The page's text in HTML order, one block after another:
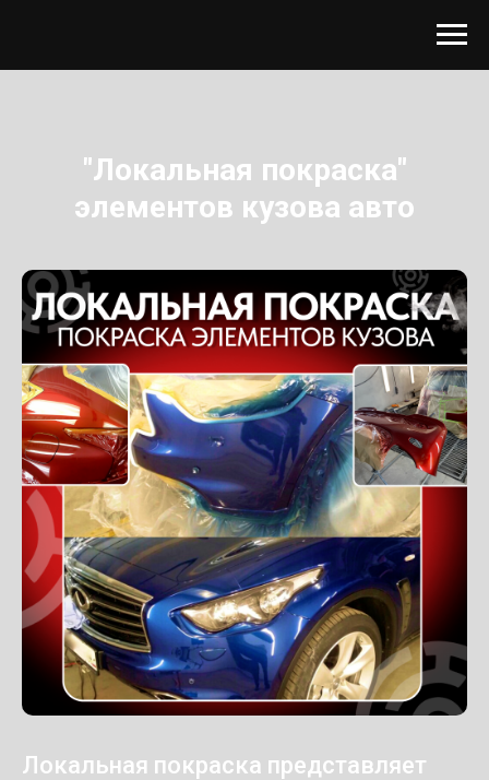
"Локальная покраска"
элементов кузова авто
Локальная покраска представляет